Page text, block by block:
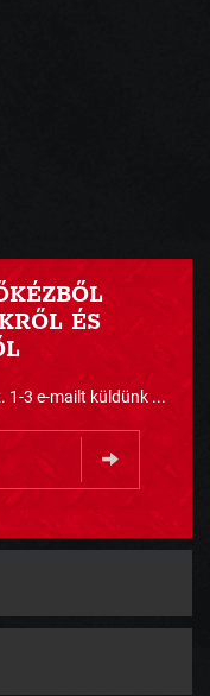
ÉS
1-3 e-mailt küldünk ...